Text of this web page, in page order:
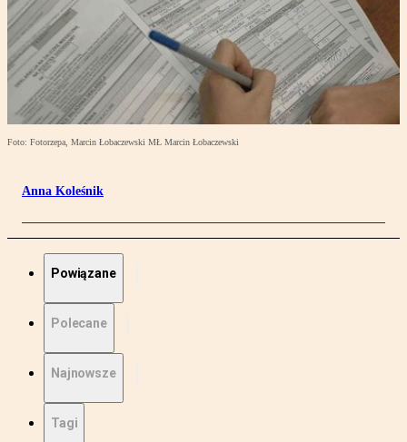
Foto: Fotorzepa, Marcin Łobaczewski MŁ Marcin Łobaczewski
Anna Koleśnik
Powiązane
Polecane
Najnowsze
Tagi